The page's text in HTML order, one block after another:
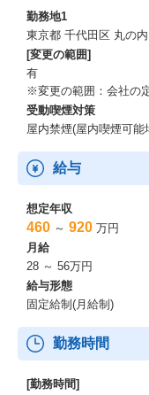
サステナビリティ経営
着手しています。
その一環として多様な
従業員が能力を最大限
生産性とエンゲージメ
当社の更なる成長を目
移転先の虎ノ門ヒルズ
グローバルプレイヤー
そこから新しいアイデ
ーバルビジネスセンタ
事業継続性を考慮した
このような環境において
当社グループの従業員
社会の発展に貢献して
勤務地1
東京都 千代田区 丸の
[変更の範囲]
有
※変更の範囲：会社の
受動喫煙対策
屋内禁煙(屋内喫煙可能
給与
想定年収
460 ～ 920 万円
月給
28 ～ 56万円
給与形態
固定給制(月給制)
勤務時間
[勤務時間]